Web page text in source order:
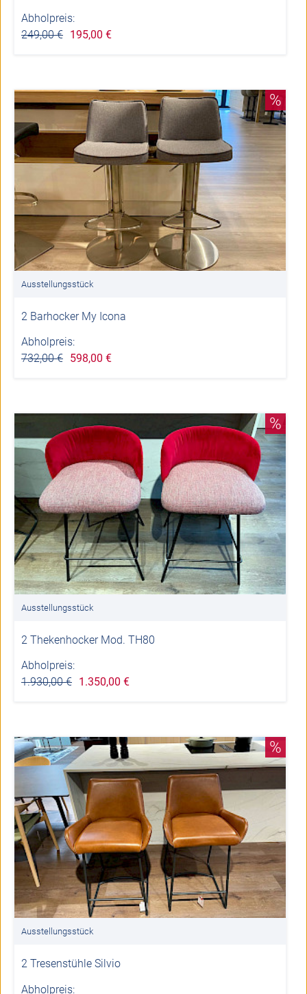
Abholpreis:
249,00 € 195,00 €
%
Ausstellungsstück
2 Barhocker My Icona
Abholpreis:
732,00 € 598,00 €
%
Ausstellungsstück
2 Thekenhocker Mod. TH80
Abholpreis:
1.930,00 € 1.350,00 €
%
Ausstellungsstück
2 Tresenstühle Silvio
Abholpreis: